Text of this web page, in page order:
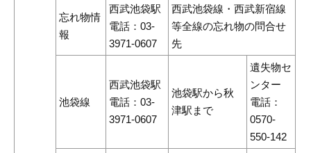
忘れ物情
報
西武池袋駅
電話：03-
3971-0607
西武池袋線・西武新宿線
等全線の忘れ物の問合せ
先
池袋線
西武池袋駅
電話：03-
3971-0607
池袋駅から秋
津駅まで
遺失物セ
ンター
電話：
0570-
550-142